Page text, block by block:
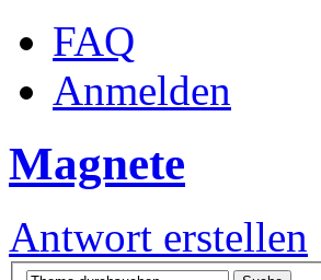
FAQ
Anmelden
Magnete
Antwort erstellen